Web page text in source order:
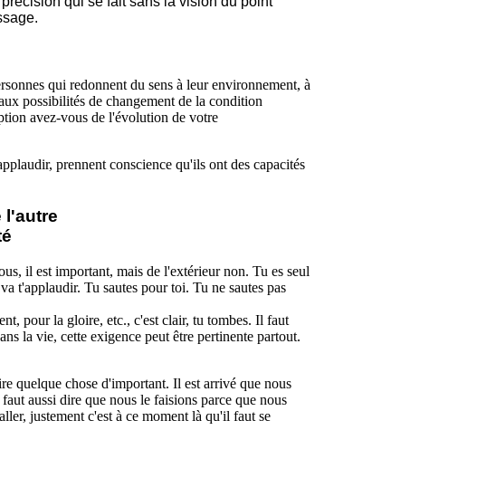
qui redonnent du sens à leur environnement, à
possibilités de changement de la condition
avez-vous de l'évolution de votre
prennent conscience qu'ils ont des capacités
l'autre
il est important, mais de l'extérieur non. Tu es seul
t'applaudir. Tu sautes pour toi. Tu ne sautes pas
pour la gloire, etc., c'est clair, tu tombes. Il faut
la vie, cette exigence peut être pertinente partout.
quelque chose d'important. Il est arrivé que nous
aussi dire que nous le faisions parce que nous
justement c'est à ce moment là qu'il faut se